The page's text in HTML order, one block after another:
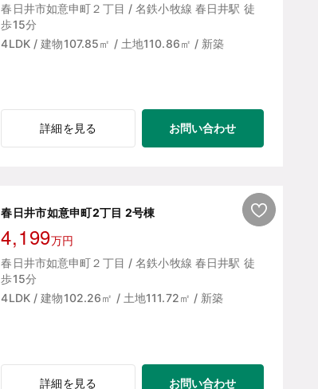
春日井市如意申町２丁目 / 名鉄小牧線 春日井駅 徒
歩15分
4LDK / 建物107.85㎡ / 土地110.86㎡ / 新築
詳細を見る お問い合わせ
春日井市如意申町2丁目 2号棟
4,199万円
春日井市如意申町２丁目 / 名鉄小牧線 春日井駅 徒
歩15分
4LDK / 建物102.26㎡ / 土地111.72㎡ / 新築
詳細を見る お問い合わせ